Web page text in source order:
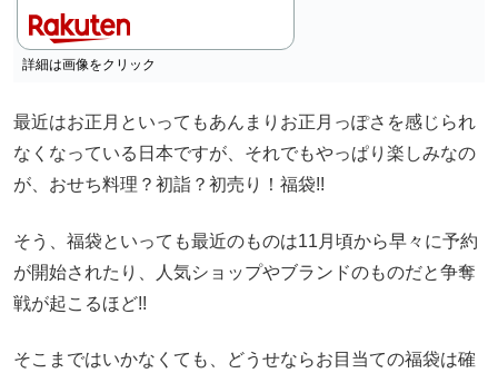
詳細は画像をクリック
最近はお正月といってもあんまりお正月っぽさを感じられ
なくなっている日本ですが、それでもやっぱり楽しみなの
が、おせち料理？初詣？初売り！福袋!!
そう、福袋といっても最近のものは11月頃から早々に予約
が開始されたり、人気ショップやブランドのものだと争奪
戦が起こるほど!!
そこまではいかなくても、どうせならお目当ての福袋は確